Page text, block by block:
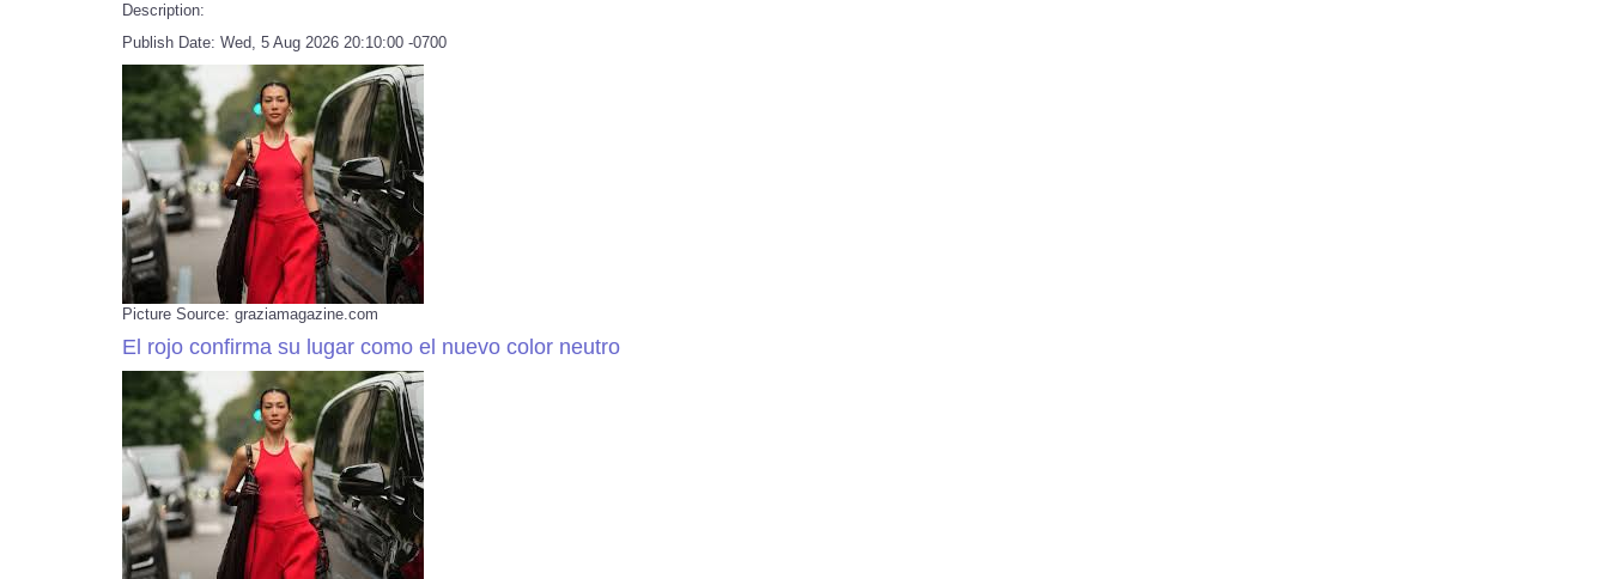
Description:
Publish Date: Wed, 5 Aug 2026 20:10:00 -0700
Picture Source: graziamagazine.com
El rojo confirma su lugar como el nuevo color neutro